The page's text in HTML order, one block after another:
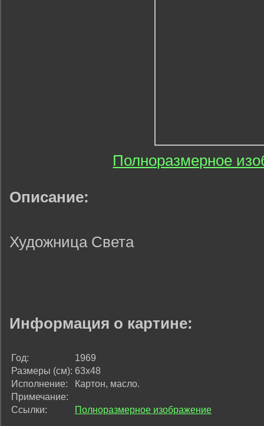
Полноразмерное
Описание:
Художница Света
Информация о картине:
Год:
1969
Размеры (см): 63х48
Исполнение:
Картон, масло.
Примечание:
Ссылки:
Полноразмерное изображение